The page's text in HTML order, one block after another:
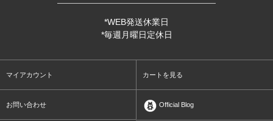
*WEB発送休業日
*毎週月曜日定休日
マイアカウント カートを見る
お問い合わせ Official Blog